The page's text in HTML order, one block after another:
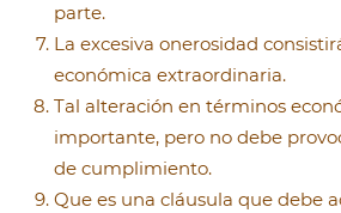
parte.
La excesiva onerosidad
económica extraordinaria.
Tal alteración en términos
importante, pero no debe
de cumplimiento.
Que es una cláusula que debe